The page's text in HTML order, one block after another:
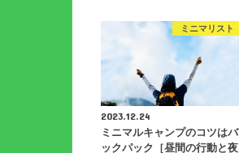
ミニマリスト
2023.12.24
ミニマルキャンプのコツはバ
ックパック［昼間の行動と夜